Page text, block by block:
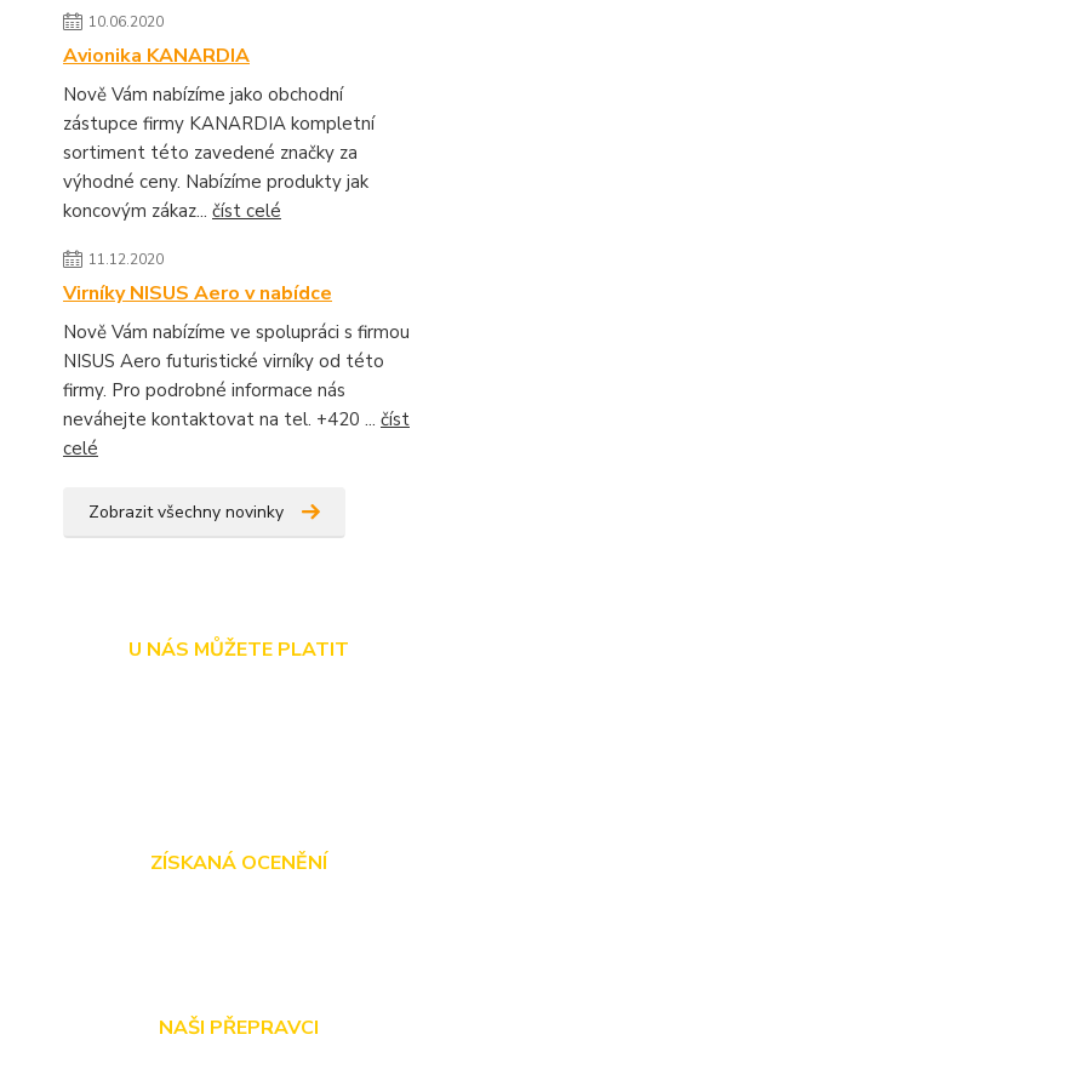
10.06.2020
Avionika KANARDIA
Nově Vám nabízíme jako obchodní
zástupce firmy KANARDIA kompletní
sortiment této zavedené značky za
výhodné ceny. Nabízíme produkty jak
koncovým zákaz... číst celé
11.12.2020
Virníky NISUS Aero v nabídce
Nově Vám nabízíme ve spolupráci s firmou
NISUS Aero futuristické virníky od této
firmy. Pro podrobné informace nás
neváhejte kontaktovat na tel. +420 ... číst
celé
Zobrazit všechny novinky
U NÁS MŮŽETE PLATIT
ZÍSKANÁ OCENĚNÍ
NAŠI PŘEPRAVCI